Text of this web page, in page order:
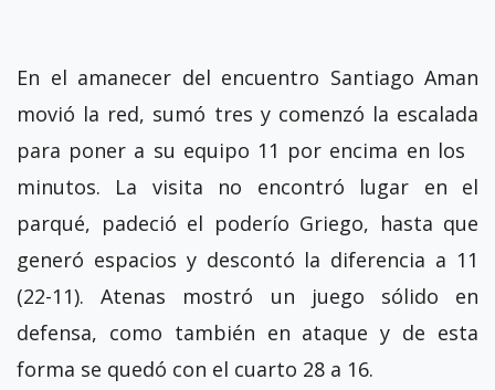
En el amanecer del encuentro Santiago Aman
movió la red, sumó tres y comenzó la escalada
para poner a su equipo 11 por encima en los
minutos. La visita no encontró lugar en el
parqué, padeció el poderío Griego, hasta que
generó espacios y descontó la diferencia a 11
(22-11). Atenas mostró un juego sólido en
defensa, como también en ataque y de esta
forma se quedó con el cuarto 28 a 16.